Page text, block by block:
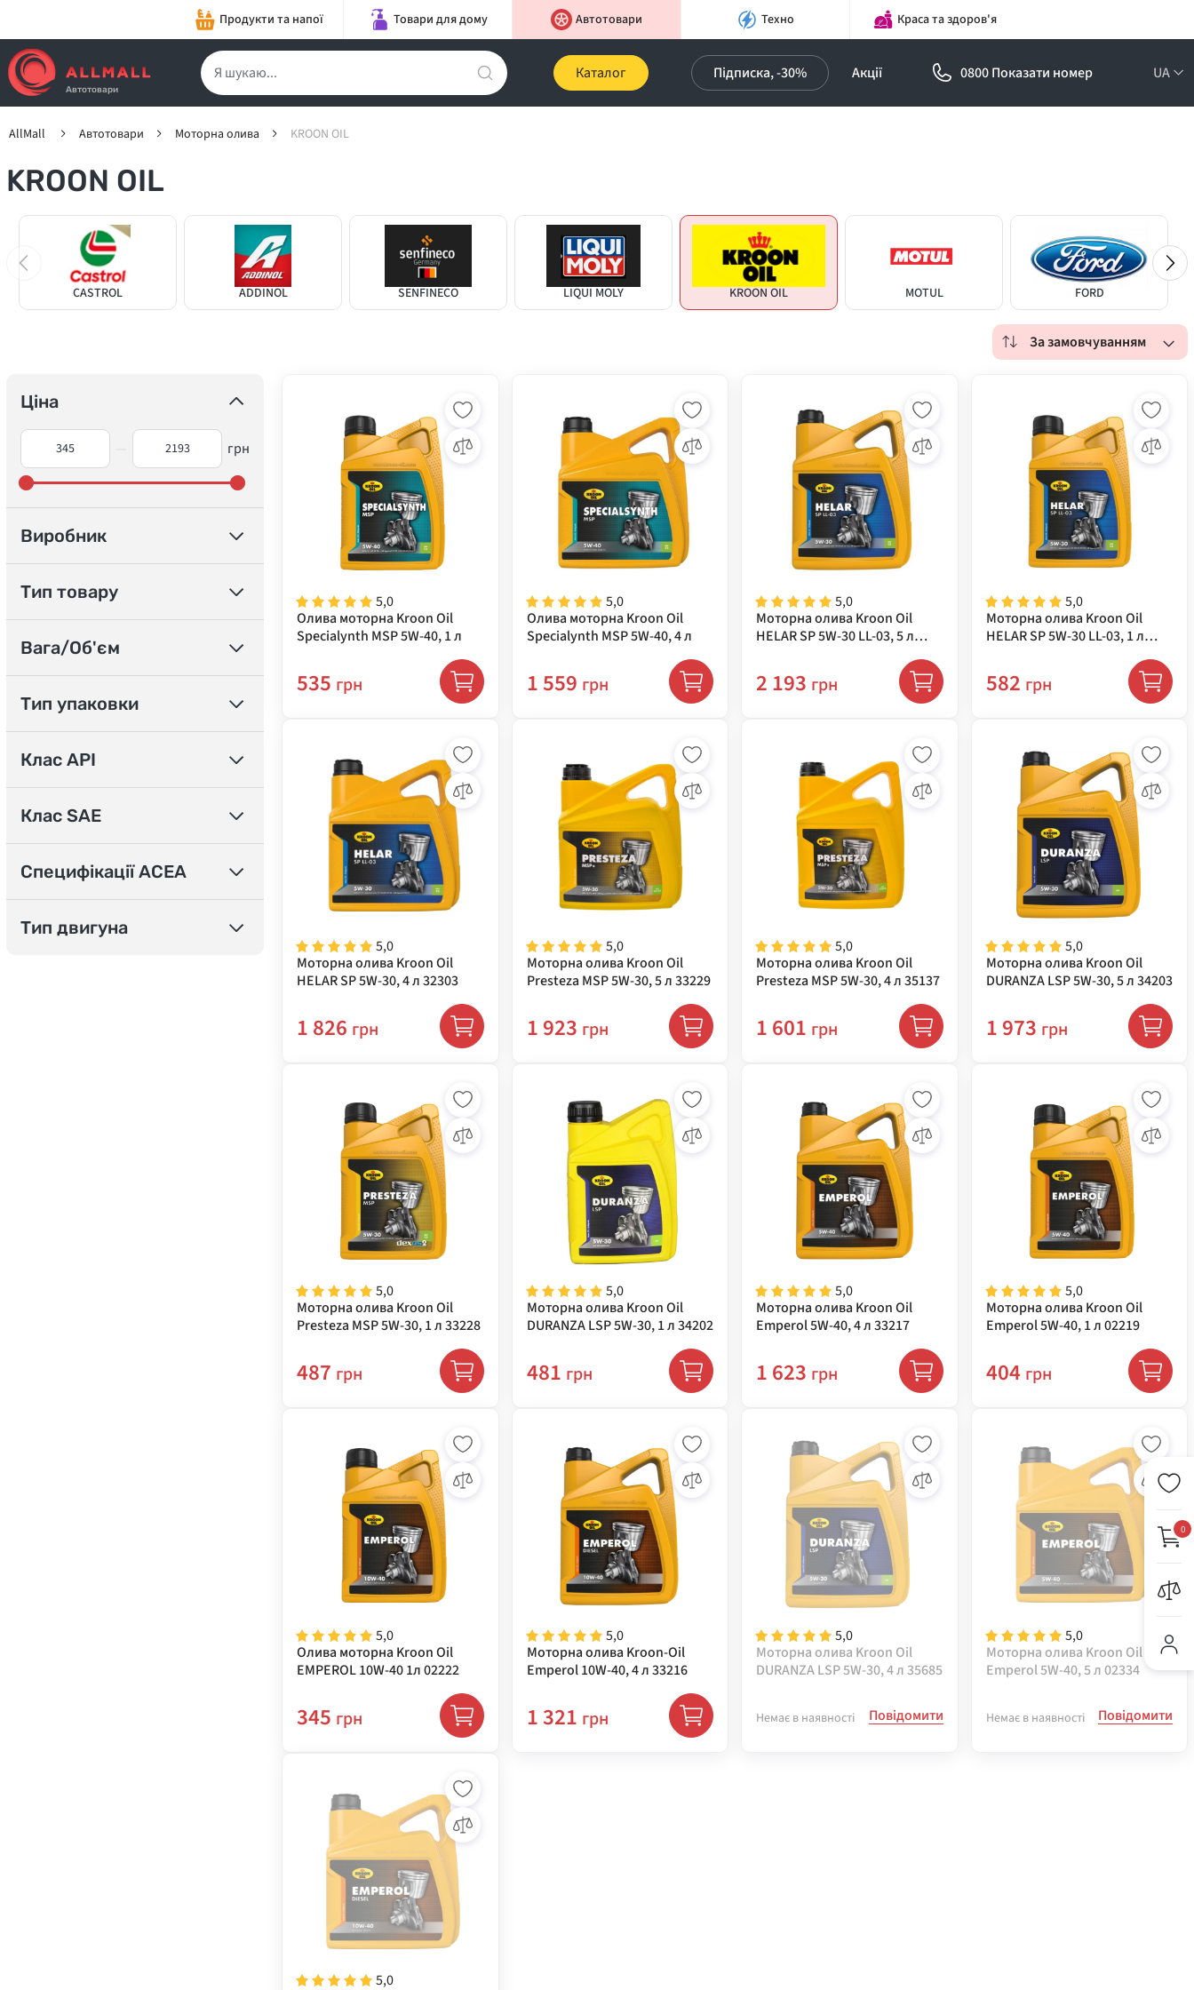
Продукти та напої Товари для дому Автотовари Техно Краса та здоров'я
Автотовари
Каталог Підписка, -30% Акції 0800 Показати номер UA
0
AllMall Автотовари Моторна олива KROON OIL
KROON OIL
CASTROL ADDINOL SENFINECO LIQUI MOLY KROON OIL MOTUL FORD
За замовчуванням
Ціна
грн
Виробник
Тип товару
Вага/Об'єм
Тип упаковки
Клас API
Клас SAE
Специфікації ACEA
Тип двигуна
5,0
Олива моторна Kroon Oil
Specialynth MSP 5W-40, 1 л
535 грн
5,0
Олива моторна Kroon Oil
Specialynth MSP 5W-40, 4 л
1 559 грн
5,0
Моторна олива Kroon Oil
HELAR SP 5W-30 LL-03, 5 л
2 193 грн
5,0
Моторна олива Kroon Oil
HELAR SP 5W-30 LL-03, 1 л
582 грн
5,0
Моторна олива Kroon Oil
HELAR SP 5W-30, 4 л 32303
1 826 грн
5,0
Моторна олива Kroon Oil
Presteza MSP 5W-30, 5 л 33229
1 923 грн
5,0
Моторна олива Kroon Oil
Presteza MSP 5W-30, 4 л 35137
1 601 грн
5,0
Моторна олива Kroon Oil
DURANZA LSP 5W-30, 5 л 34203
1 973 грн
5,0
Моторна олива Kroon Oil
Presteza MSP 5W-30, 1 л 33228
487 грн
5,0
Моторна олива Kroon Oil
DURANZA LSP 5W-30, 1 л 34202
481 грн
5,0
Моторна олива Kroon Oil
Emperol 5W-40, 4 л 33217
1 623 грн
5,0
Моторна олива Kroon Oil
Emperol 5W-40, 1 л 02219
404 грн
5,0
Олива моторна Kroon Oil
EMPEROL 10W-40 1л 02222
345 грн
5,0
Моторна олива Kroon-Oil
Emperol 10W-40, 4 л 33216
1 321 грн
5,0
Моторна олива Kroon Oil
DURANZA LSP 5W-30, 4 л 35685
Немає в наявності Повідомити
5,0
Моторна олива Kroon Oil
Emperol 5W-40, 5 л 02334
Немає в наявності Повідомити
5,0